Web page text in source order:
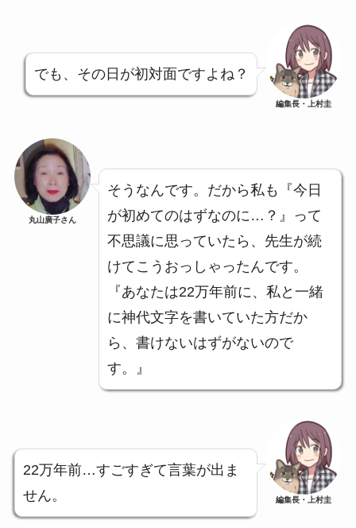
でも、その日が初対面ですよね？
編集長・上村圭
丸山廣子さん
そうなんです。だから私も『今日
が初めてのはずなのに…？』って
不思議に思っていたら、先生が続
けてこうおっしゃったんです。
『あなたは22万年前に、私と一緒
に神代文字を書いていた方だか
ら、書けないはずがないので
す。』
22万年前…すごすぎて言葉が出ま
せん。
編集長・上村圭